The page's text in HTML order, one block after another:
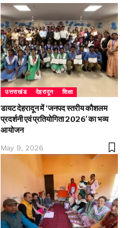
उत्तराखंड देहरादून शिक्षा
डायट देहरादून में ‘जनपद स्तरीय कौशलम
प्रदर्शनी एवं प्रतियोगिता 2026’ का भव्य
आयोजन
May 9, 2026